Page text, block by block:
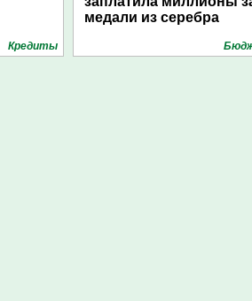
Кредиты
медали из серебра